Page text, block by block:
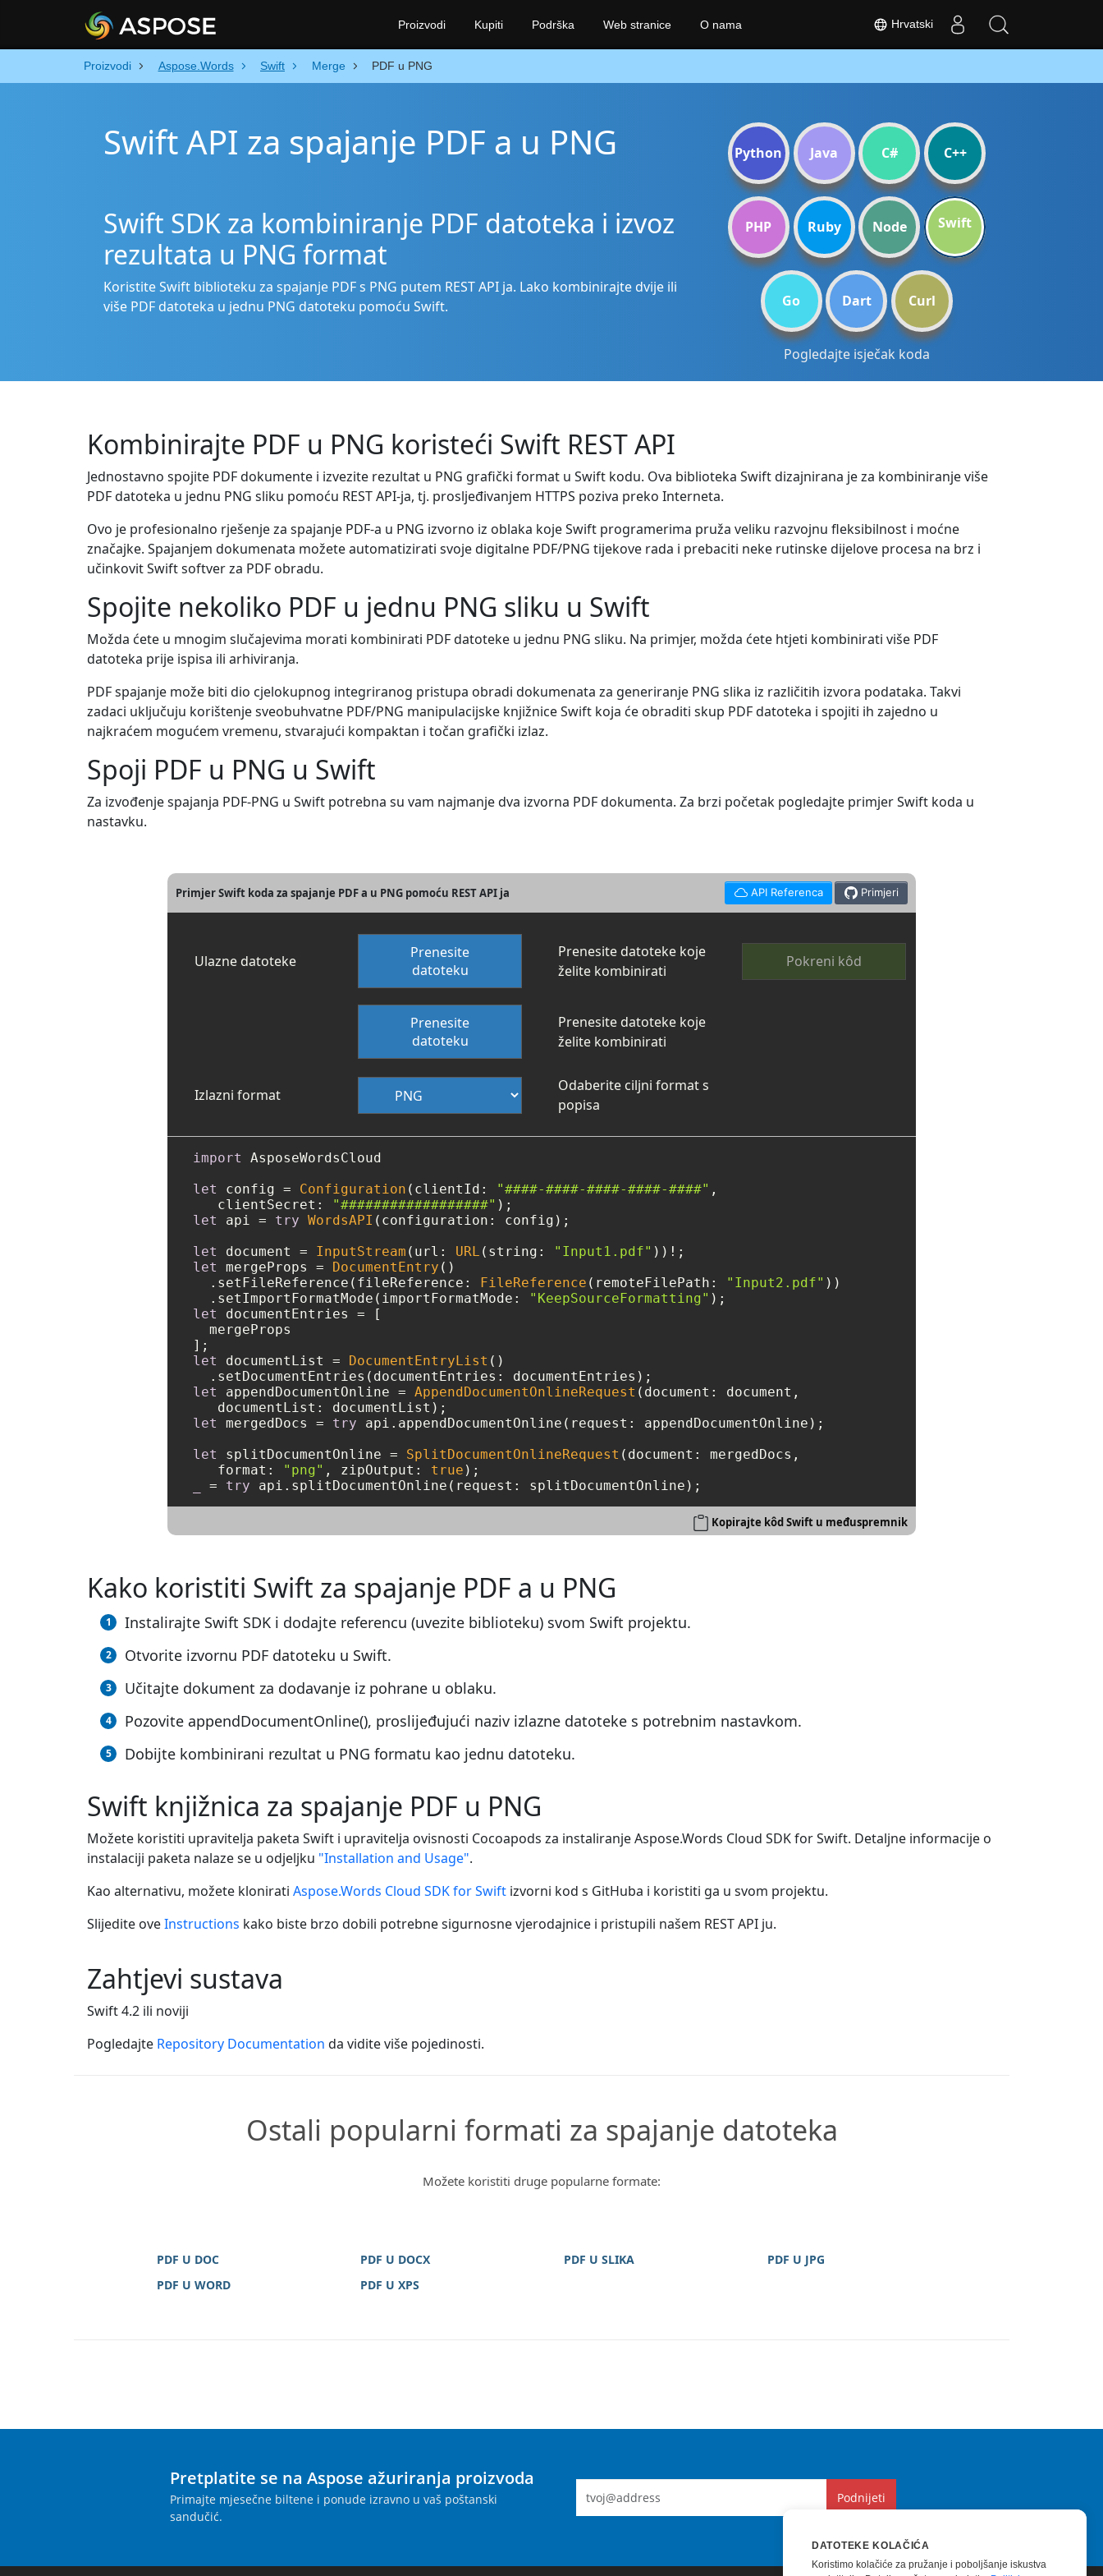
Proizvodi Aspose.Words Swift Merge PDF u PNG
Swift API za spajanje PDF a u PNG
Swift SDK za kombiniranje PDF datoteka i izvoz
rezultata u PNG format
Koristite Swift biblioteku za spajanje PDF s PNG putem REST API ja. Lako kombinirajte dvije ili
više PDF datoteka u jednu PNG datoteku pomoću Swift.
Python Java C# C++
PHP Ruby Node Swift
Go Dart Curl
Pogledajte isječak koda
Kombinirajte PDF u PNG koristeći Swift REST API
Jednostavno spojite PDF dokumente i izvezite rezultat u PNG grafički format u Swift kodu. Ova biblioteka Swift dizajnirana je za kombiniranje više
PDF datoteka u jednu PNG sliku pomoću REST API-ja, tj. prosljeđivanjem HTTPS poziva preko Interneta.
Ovo je profesionalno rješenje za spajanje PDF-a u PNG izvorno iz oblaka koje Swift programerima pruža veliku razvojnu fleksibilnost i moćne
značajke. Spajanjem dokumenata možete automatizirati svoje digitalne PDF/PNG tijekove rada i prebaciti neke rutinske dijelove procesa na brz i
učinkovit Swift softver za PDF obradu.
Spojite nekoliko PDF u jednu PNG sliku u Swift
Možda ćete u mnogim slučajevima morati kombinirati PDF datoteke u jednu PNG sliku. Na primjer, možda ćete htjeti kombinirati više PDF
datoteka prije ispisa ili arhiviranja.
PDF spajanje može biti dio cjelokupnog integriranog pristupa obradi dokumenata za generiranje PNG slika iz različitih izvora podataka. Takvi
zadaci uključuju korištenje sveobuhvatne PDF/PNG manipulacijske knjižnice Swift koja će obraditi skup PDF datoteka i spojiti ih zajedno u
najkraćem mogućem vremenu, stvarajući kompaktan i točan grafički izlaz.
Spoji PDF u PNG u Swift
Za izvođenje spajanja PDF-PNG u Swift potrebna su vam najmanje dva izvorna PDF dokumenta. Za brzi početak pogledajte primjer Swift koda u
nastavku.
Primjer Swift koda za spajanje PDF a u PNG pomoću REST API ja API Referenca Primjeri
Ulazne datoteke
Prenesite
datoteku
Prenesite datoteke koje
želite kombinirati
Pokreni kôd
Prenesite
datoteku
Prenesite datoteke koje
želite kombinirati
Izlazni format
Odaberite ciljni format s
popisa
import
AsposeWordsCloud
let
config = Configuration (clientId: "####-####-####-####-####" ,
   clientSecret:
"##################"
let
api = try WordsAPI (configuration: config);
let
document = InputStream (url: URL (string: "Input1.pdf" )) !
let
mergeProps = DocumentEntry ()
  .setFileReference(fileReference:
FileReference (remoteFilePath: "Input2.pdf" ))
  .setImportFormatMode(importFormatMode:
"KeepSourceFormatting"
let
documentEntries = [
  mergeProps
let
documentList = DocumentEntryList ()
let
appendDocumentOnline = AppendDocumentOnlineRequest (document: document,
let
mergedDocs = try api.appendDocumentOnline(request: appendDocumentOnline);
let
splitDocumentOnline = SplitDocumentOnlineRequest (document: mergedDocs,
   format:
"png" , zipOutput: true
= try api.splitDocumentOnline(request: splitDocumentOnline);
Kopirajte kôd Swift u međuspremnik
Kako koristiti Swift za spajanje PDF a u PNG
Instalirajte Swift SDK i dodajte referencu (uvezite biblioteku) svom Swift projektu.
Otvorite izvornu PDF datoteku u Swift.
Učitajte dokument za dodavanje iz pohrane u oblaku.
Pozovite appendDocumentOnline(), proslijeđujući naziv izlazne datoteke s potrebnim nastavkom.
Dobijte kombinirani rezultat u PNG formatu kao jednu datoteku.
Swift knjižnica za spajanje PDF u PNG
Možete koristiti upravitelja paketa Swift i upravitelja ovisnosti Cocoapods za instaliranje Aspose.Words Cloud SDK for Swift. Detaljne informacije o
instalaciji paketa nalaze se u odjeljku "Installation and Usage".
Kao alternativu, možete klonirati Aspose.Words Cloud SDK for Swift izvorni kod s GitHuba i koristiti ga u svom projektu.
Slijedite oveInstructions kako biste brzo dobili potrebne sigurnosne vjerodajnice i pristupili našem REST API ju.
Zahtjevi sustava
Swift 4.2 ili noviji
Pogledajte Repository Documentation da vidite više pojedinosti.
Ostali popularni formati za spajanje datoteka
Možete koristiti druge popularne formate:
PDF U DOC PDF U DOCX PDF U SLIKA
PDF U JPG
PDF U WORD
PDF U XPS
Hrvatski
Proizvodi Kupiti Podrška Web stranice O nama
Pretplatite se na Aspose ažuriranja proizvoda
Primajte mjesečne biltene i ponude izravno u vaš poštanski
sandučić.
Podnijeti
DATOTEKE KOLAČIĆA
Koristimo kolačiće za pružanje i poboljšanje iskustva